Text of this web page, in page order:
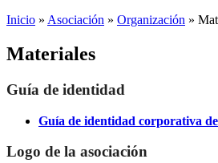
Inicio » Asociación » Organización »
Materiales
Guía de identidad
Guía de identidad corporativa
Logo de la asociación